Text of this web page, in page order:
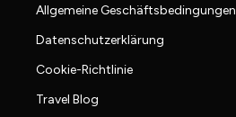
Allgemeine Geschäftsbedingungen
Datenschutzerklärung
Cookie-Richtlinie
Travel Blog